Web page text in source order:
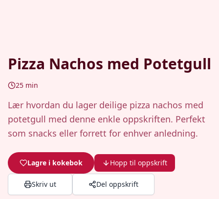
Pizza Nachos med Potetgull
25 min
Lær hvordan du lager deilige pizza nachos med
potetgull med denne enkle oppskriften. Perfekt
som snacks eller forrett for enhver anledning.
Lagre i kokebok Hopp til oppskrift
Skriv ut Del oppskrift